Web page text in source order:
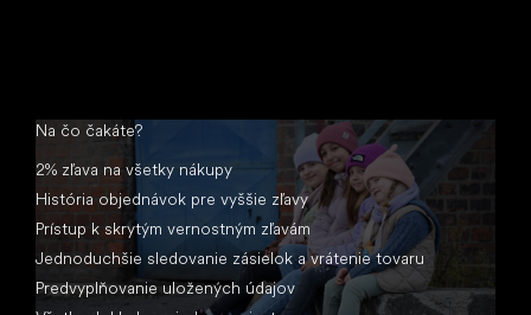
Na čo čakáte?
2% zľava na všetky nákupy
História objednávok pre vyššie zľavy
Prístup k skrytým vernostným zľavám
Jednoduchšie sledovanie zásielok a vrátenie tovaru
Predvyplňovanie uložených údajov